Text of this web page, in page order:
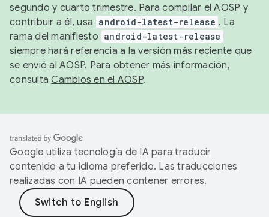
segundo y cuarto trimestre. Para compilar el AOSP y
contribuir a él, usa android-latest-release . La
rama del manifiesto android-latest-release
siempre hará referencia a la versión más reciente que
se envió al AOSP. Para obtener más información,
consultaCambios en el AOSP.
Google utiliza tecnología de IA para traducir
contenido a tu idioma preferido. Las traducciones
realizadas con IA pueden contener errores.